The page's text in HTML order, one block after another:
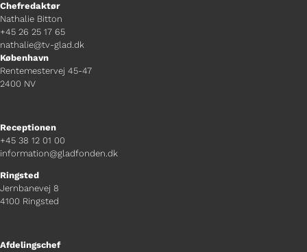
Chefredaktør
Nathalie Bitton
+45 26 25 17 65
nathalie@tv-glad.dk
København
Rentemestervej 45-47
2400 NV
Receptionen
+45 38 12 01 00
information@gladfonden.dk
Ringsted
Jernbanevej 8
4100 Ringsted
Afdelingschef